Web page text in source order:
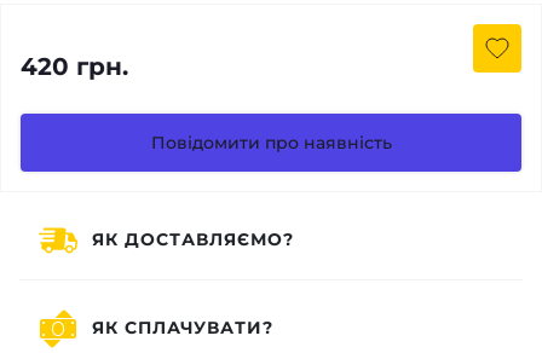
420 грн.
Повідомити про наявність
ЯК ДОСТАВЛЯЄМО?
ЯК СПЛАЧУВАТИ?